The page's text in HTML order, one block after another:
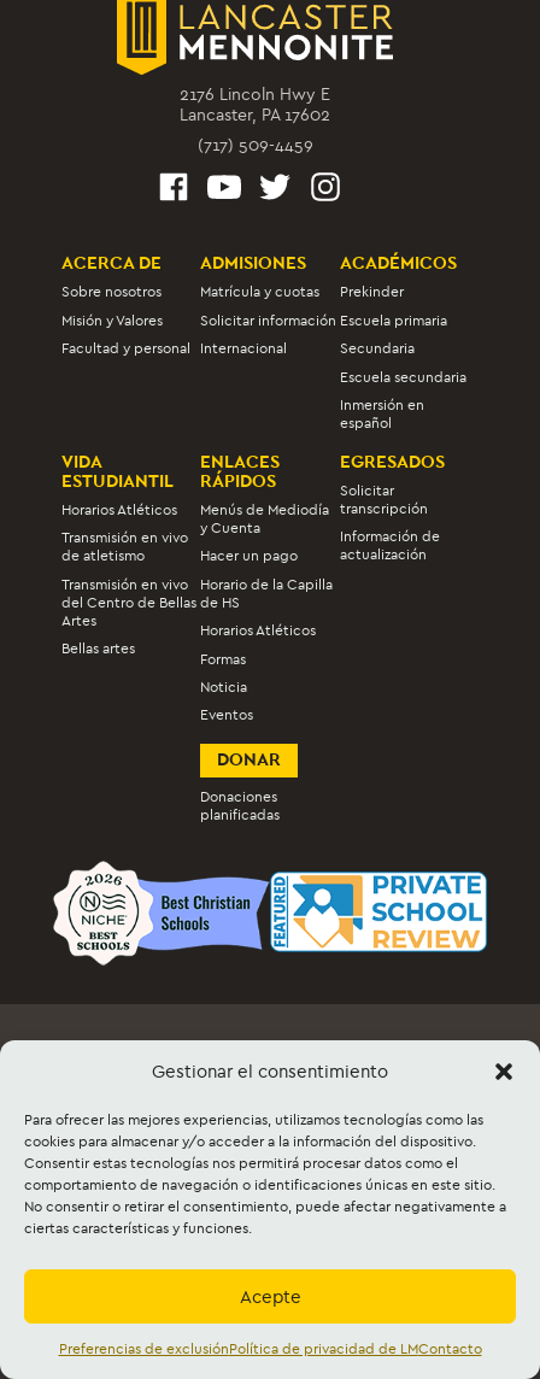
Gestionar el consentimiento
Para ofrecer las mejores experiencias, utilizamos tecnologías como las
cookies para almacenar y/o acceder a la información del dispositivo.
Consentir estas tecnologías nos permitirá procesar datos como el
comportamiento de navegación o identificaciones únicas en este sitio.
No consentir o retirar el consentimiento, puede afectar negativamente a
ciertas características y funciones.
Acepte
Preferencias de exclusiónPolítica de privacidad de LMContacto
2176 Lincoln Hwy E
Lancaster, PA 17602
(717) 509-4459
ACERCA DE
Sobre nosotros
Misión y Valores
Facultad y personal
ADMISIONES
Matrícula y cuotas
Solicitar información
Internacional
ACADÉMICOS
Prekinder
Escuela primaria
Secundaria
Escuela secundaria
Inmersión en
español
VIDA
ESTUDIANTIL
Horarios Atléticos
Transmisión en vivo
de atletismo
Transmisión en vivo
del Centro de Bellas
Artes
Bellas artes
ENLACES
RÁPIDOS
Menús de Mediodía
y Cuenta
Hacer un pago
Horario de la Capilla
de HS
Horarios Atléticos
Formas
Noticia
Eventos
EGRESADOS
Solicitar
transcripción
Información de
actualización
DONAR
Donaciones
planificadas
Alquiler de instalaciones Contacto Mapa del sitio
©2026 Lancaster Mennonite. All rights
reserved. | Privacy Policy |Cookie Policy|
Social Media Policy
the GooglePrivacy PolicyandTerms of
Español